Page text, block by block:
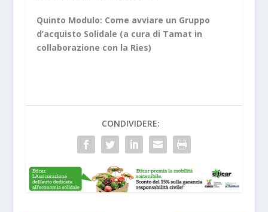
Quinto Modulo: Come avviare un Gruppo
d’acquisto Solidale (a cura di Tamat in
collaborazione con la Ries)
CONDIVIDERE: